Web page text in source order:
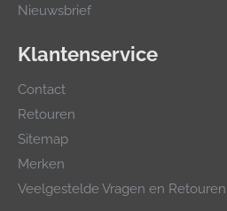
Nieuwsbrief
Klantenservice
Contact
Retouren
Sitemap
Merken
Veelgestelde Vragen en Retouren